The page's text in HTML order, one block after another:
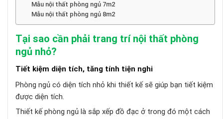
Mẫu nội thất phòng ngủ 7m2
Mẫu nội thất phòng ngủ 8m2
Tại sao cần phải trang trí nội thất phòng
ngủ nhỏ?
Tiết kiệm diện tích, tăng tính tiện nghi
Phòng ngủ có diện tích nhỏ khi thiết kế sẽ giúp bạn tiết kiệm
được diện tích.
Thiết kế phòng ngủ là sắp xếp đồ đạc ở trong đó một cách